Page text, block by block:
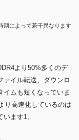
期によって若干異なります
より50%多くのデ
ムも短くなっていま